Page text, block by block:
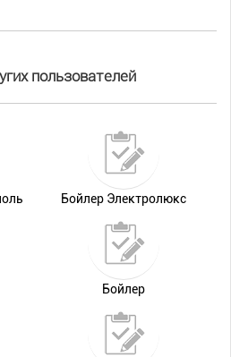
пользователей
Бойлер Электролюкс
Бойлер